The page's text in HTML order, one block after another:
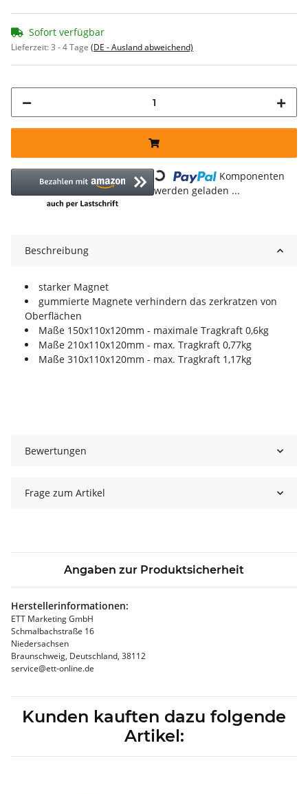
Sofort verfügbar
Lieferzeit:3 - 4 Tage (DE - Ausland abweichend)
Loading...
Komponenten
werden geladen ...
Beschreibung
starker Magnet
gummierte Magnete verhindern das zerkratzen von
Oberflächen
Maße 150x110x120mm - maximale Tragkraft 0,6kg
Maße 210x110x120mm - max. Tragkraft 0,77kg
Maße 310x110x120mm - max. Tragkraft 1,17kg
Bewertungen
Frage zum Artikel
Angaben zur Produktsicherheit
Herstellerinformationen:
ETT Marketing GmbH
Schmalbachstraße 16
Niedersachsen
Braunschweig, Deutschland, 38112
service@ett-online.de
Kunden kauften dazu folgende
Artikel: